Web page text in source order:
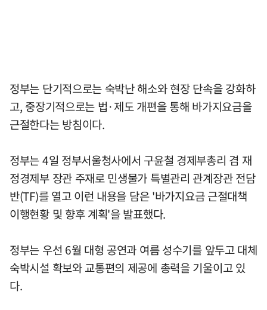
정부는 단기적으로는 숙박난 해소와 현장 단속을 강화하
고, 중장기적으로는 법·제도 개편을 통해 바가지요금을
근절한다는 방침이다.
정부는 4일 정부서울청사에서 구윤철 경제부총리 겸 재
정경제부 장관 주재로 민생물가 특별관리 관계장관 전담
반(TF)를 열고 이런 내용을 담은 '바가지요금 근절대책
이행현황 및 향후 계획'을 발표했다.
정부는 우선 6월 대형 공연과 여름 성수기를 앞두고 대체
숙박시설 확보와 교통편의 제공에 총력을 기울이고 있
다.